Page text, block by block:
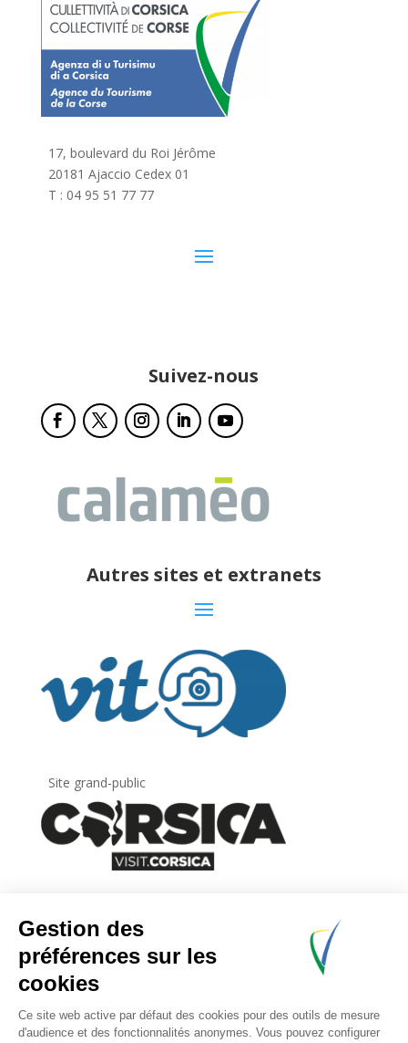
17, boulevard du Roi Jérôme
20181 Ajaccio Cedex 01
T : 04 95 51 77 77
Suivez-nous
Autres sites et extranets
Site grand-public
Inscrivez-vous à la lettre d’information
de
l’Agence du tourisme de la Corse.